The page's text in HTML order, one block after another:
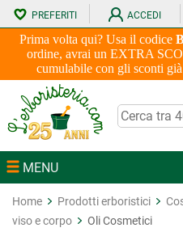
Prima volta qui? Usa il codice
ordine, avrai un EXTRA
cumulabile con gli sconti
PREFERITI ACCEDI
MENU
Home Prodotti erboristici
viso e corpo
Oli Cosmetici